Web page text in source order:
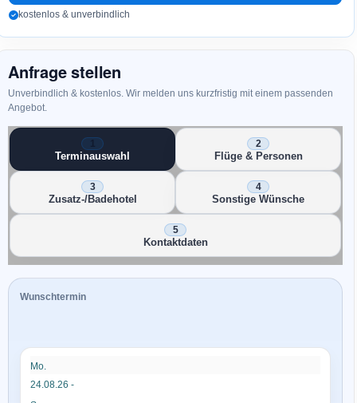
kostenlos & unverbindlich
Anfrage stellen
Unverbindlich & kostenlos. Wir melden uns kurzfristig mit einem passenden
Angebot.
Terminauswahl Flüge & Personen
Zusatz-/Badehotel Sonstige Wünsche
Kontaktdaten
Wunschtermin
Mo.
24.08.26 -